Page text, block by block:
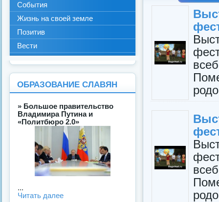
События
Жизнь на своей земле
Позитив
Вести
ОБРАЗОВАНИЕ СЛАВЯН
» Большое правительство
Владимира Путина и
«Политбюро 2.0»
...
Читать далее